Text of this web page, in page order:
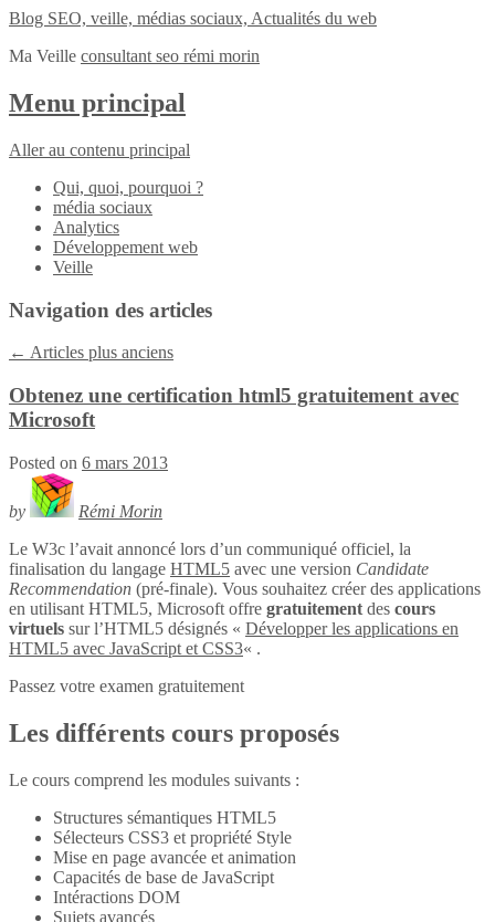
Blog SEO, veille, médias sociaux, Actualités du web
Ma Veille consultant seo rémi morin
Menu principal
Aller au contenu principal
Qui, quoi, pourquoi ?
média sociaux
Analytics
Développement web
Veille
Navigation des articles
← Articles plus anciens
Obtenez une certification html5 gratuitement avec
Microsoft
Posted on 6 mars 2013
by
Rémi Morin
Le W3c l’avait annoncé lors d’un communiqué officiel, la
finalisation du langage HTML5 avec une version Candidate
Recommendation (pré-finale). Vous souhaitez créer des applications
en utilisant HTML5, Microsoft offre gratuitement des cours
virtuels sur l’HTML5 désignés « Développer les applications en
HTML5 avec JavaScript et CSS3« .
Passez votre examen gratuitement
Les différents cours proposés
Le cours comprend les modules suivants :
Structures sémantiques HTML5
Sélecteurs CSS3 et propriété Style
Mise en page avancée et animation
Capacités de base de JavaScript
Intéractions DOM
Sujets avancés